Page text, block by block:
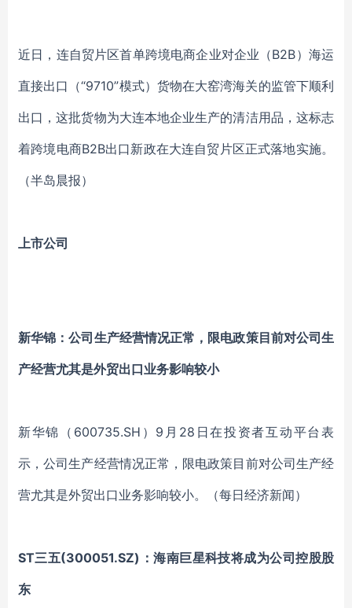
近日，连自贸片区首单跨境电商企业对企业（B2B）海运
直接出口（“9710”模式）货物在大窑湾海关的监管下顺利
出口，这批货物为大连本地企业生产的清洁用品，这标志
着跨境电商B2B出口新政在大连自贸片区正式落地实施。
（半岛晨报）
上市公司
新华锦：公司生产经营情况正常，限电政策目前对公司生
产经营尤其是外贸出口业务影响较小
新华锦（600735.SH）9月28日在投资者互动平台表
示，公司生产经营情况正常，限电政策目前对公司生产经
营尤其是外贸出口业务影响较小。（每日经济新闻）
ST三五(300051.SZ)：海南巨星科技将成为公司控股股
东